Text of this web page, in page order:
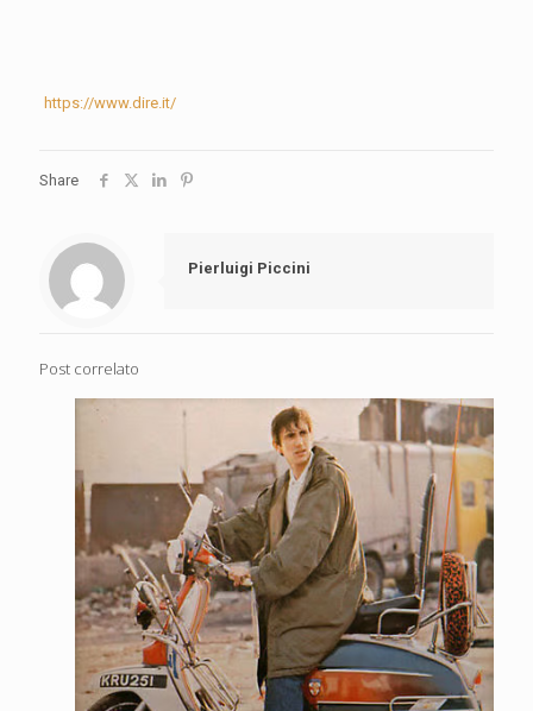
https://www.dire.it/
Share
Pierluigi Piccini
Post correlato